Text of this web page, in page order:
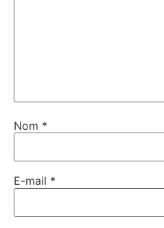
Nom *
E-mail *